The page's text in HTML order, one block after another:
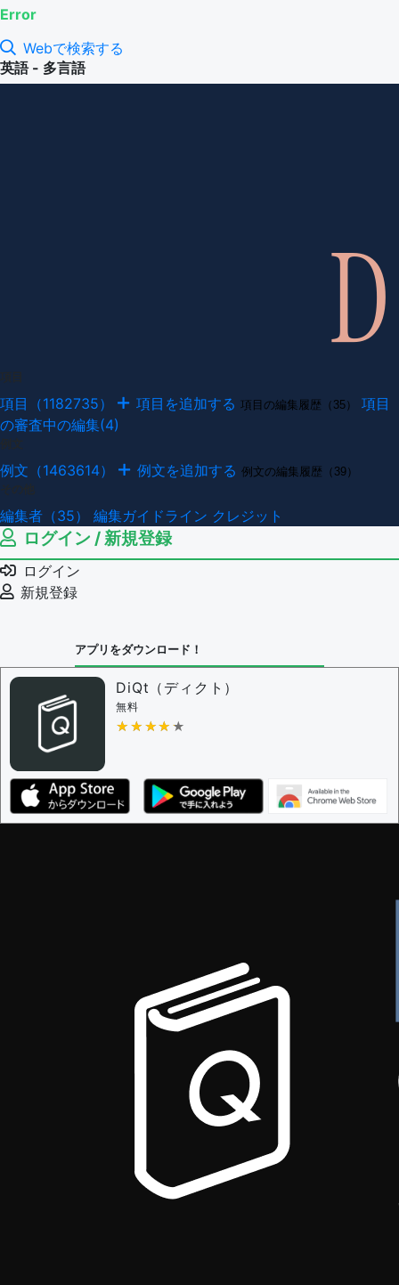
Error
Webで検索する
英語 - 多言語
項目（1182735） 項目を追加する 項目の編集履歴（35）
項目
の審査中の編集(4)
例文（1463614） 例文を追加する 例文の編集履歴（39）
編集者（35） 編集ガイドライン クレジット
ログイン / 新規登録
ログイン
新規登録
アプリをダウンロード！
DiQt（ディクト）
無料
★★★★★
★★★★★